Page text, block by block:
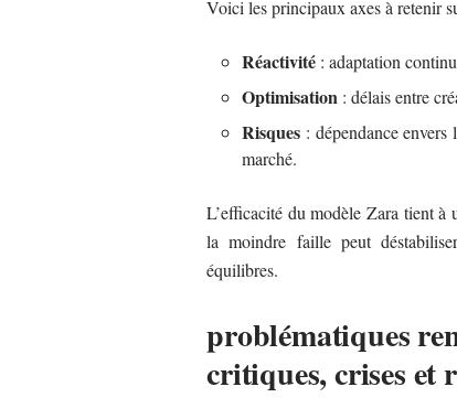
Voici les principaux axes à retenir
Réactivité : adaptation
Optimisation : délais entre
Risques : dépendance
marché.
L’efficacité du modèle Zara tient
la moindre faille peut
équilibres.
problématiques
critiques, crises et